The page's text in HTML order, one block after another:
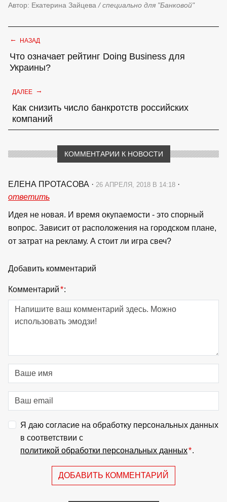
Автор: Екатерина Зайцева / специально для "Банковой"
← НАЗАД
Что означает рейтинг Doing Business для
Украины?
ДАЛЕЕ →
Как снизить число банкротств российских
компаний
КОММЕНТАРИИ К НОВОСТИ
ЕЛЕНА ПРОТАСОВА · 26 АПРЕЛЯ, 2018 В 14:18 ·
ответить
Идея не новая. И время окупаемости - это спорный
вопрос. Зависит от расположения на городском плане,
от затрат на рекламу. А стоит ли игра свеч?
Добавить комментарий
Комментарий*:
Я даю согласие на обработку персональных данных
в соответствии с
политикой обработки персональных данных*.
ДОБАВИТЬ КОММЕНТАРИЙ